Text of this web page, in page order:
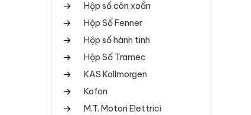
Hộp số côn xoắn
Hộp Số Fenner
Hộp số hành tinh
Hộp Số Tramec
KAS Kollmorgen
Kofon
M.T. Motori Elettrici